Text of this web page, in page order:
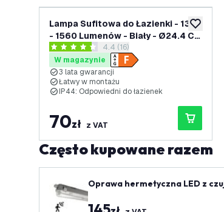
dodaj
Lampa Sufitowa do Łazienki - 13W
- 1560 Lumenów - Biały - Ø24.4 CM
- IP44 Wodoodporność - 2700K -
Lampa Sufitowa LED
otwórz panel recenzji
4.4 Gwiazdki oceny
4.4 (16)
W magazynie
3 lata gwarancji
Łatwy w montażu
IP44: Odpowiedni do łazienek
70zł z VAT
Często kupowane razem
Oprawa hermetyczna LED z